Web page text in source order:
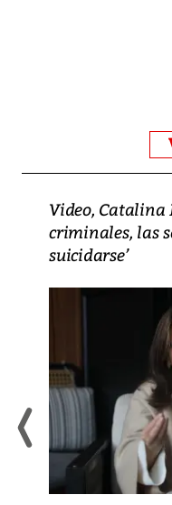
Video, Catalina
criminales, las
suicidarse’